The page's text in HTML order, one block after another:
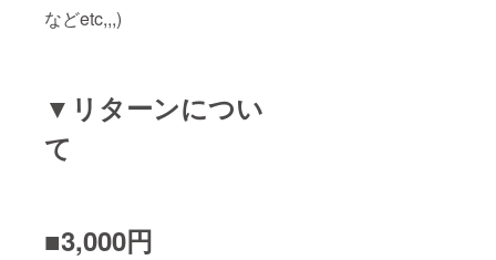
などetc,,,)
▼リターンについ
て
■3,000円